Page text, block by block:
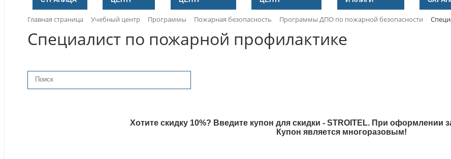
Главная страница Учебный центр Программы Пожарная безопасность Программы ДПО по пожарной безопасности
Специалист по пожарной профилактике
Хотите скидку 10%? Введите купон для скидки - STROITEL. При оформлении
Купон является многоразовым!